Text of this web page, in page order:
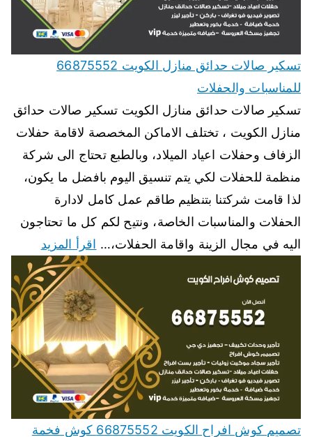
تسكير صالات حدائق منازل الكويت 66875552
للمناسبات والحفلات
تسكير صالات حدائق منازل الكويت تسكير صالات حدائق
منازل الكويت ، تختلف الاماكن المخصصة لاقامة حفلات
الزفاف وحفلات اعياد الميلاد، وبالطبع تحتاج الى شركة
منظمة للحفلات لكي يتم تنسيق اليوم بافضل ما يكون،
لذا قامت شركتنا بتنظيم طاقم عمل كامل لادارة
الحفلات والمناسبات الخاصة، ونتيح لكم كل ما تحتاجون
اليه في مجال الزينة واقامة الحفلات،… اقرأ المزيد
تصميم كوش افراح الكويت 66875552 كوش فخمة